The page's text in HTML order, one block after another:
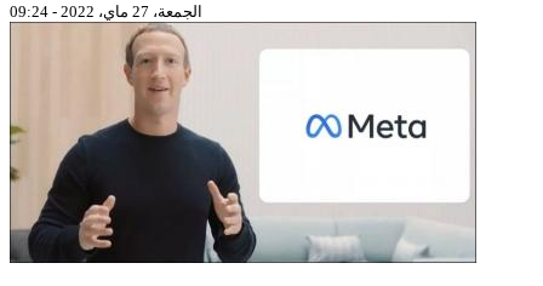
الجمعة، 27 ماي، 2022 - 09:24